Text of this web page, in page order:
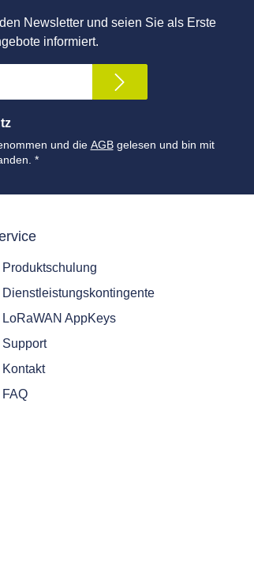
Newsletter und seien Sie als Erste
informiert.
und die AGBgelesen und bin mit
*
Produktschulung
Dienstleistungskontingente
LoRaWAN AppKeys
Support
Kontakt
FAQ